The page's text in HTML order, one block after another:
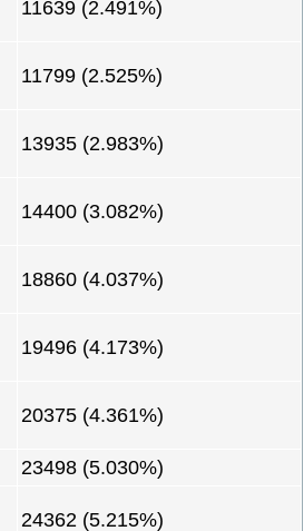
11639 (2.491%)
11799 (2.525%)
13935 (2.983%)
14400 (3.082%)
18860 (4.037%)
19496 (4.173%)
20375 (4.361%)
23498 (5.030%)
24362 (5.215%)